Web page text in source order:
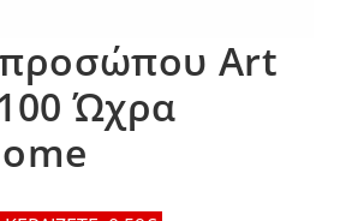
προσώπου Art
Ώχρα